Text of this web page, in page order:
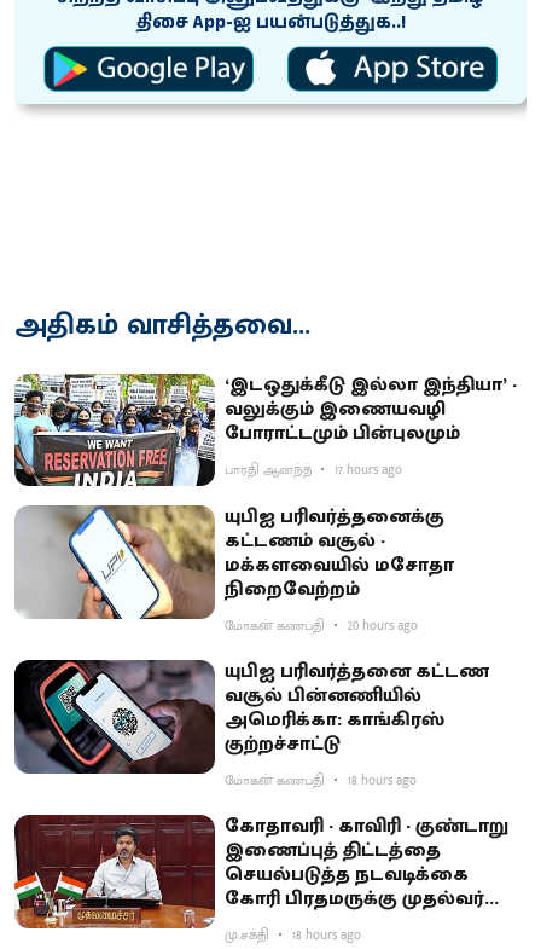
திசை App-ஐ பயன்படுத்துக..!
அதிகம் வாசித்தவை...
‘இடஒதுக்கீடு இல்லா இந்தியா’ -
வலுக்கும் இணையவழி
போராட்டமும் பின்புலமும்
பாரதி ஆனந்த் 17 hours ago
யுபிஐ பரிவர்த்தனைக்கு
கட்டணம் வசூல் -
மக்களவையில் மசோதா
நிறைவேற்றம்
மோகன் கணபதி 20 hours ago
யுபிஐ பரிவர்த்தனை கட்டண
வசூல் பின்னணியில்
அமெரிக்கா: காங்கிரஸ்
குற்றச்சாட்டு
மோகன் கணபதி 18 hours ago
கோதாவரி - காவிரி - குண்டாறு
இணைப்புத் திட்டத்தை
செயல்படுத்த நடவடிக்கை
கோரி பிரதமருக்கு முதல்வர்
விஜய் கடிதம்
மு.சக்தி 18 hours ago